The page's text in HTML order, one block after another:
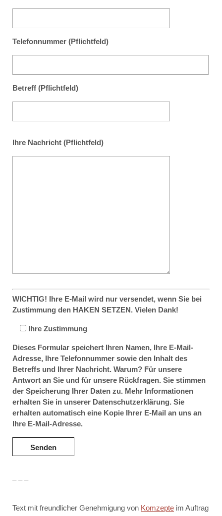
Telefonnummer (Pflichtfeld)
Betreff (Pflichtfeld)
Ihre Nachricht (Pflichtfeld)
WICHTIG! Ihre E-Mail wird nur versendet, wenn Sie bei
Zustimmung den HAKEN SETZEN. Vielen Dank!
Ihre Zustimmung
Dieses Formular speichert Ihren Namen, Ihre E-Mail-
Adresse, Ihre Telefonnummer sowie den Inhalt des
Betreffs und Ihrer Nachricht. Warum? Für unsere
Antwort an Sie und für unsere Rückfragen. Sie stimmen
der Speicherung Ihrer Daten zu. Mehr Informationen
erhalten Sie in unserer Datenschutzerklärung. Sie
erhalten automatisch eine Kopie Ihrer E-Mail an uns an
Ihre E-Mail-Adresse.
– – –
Text mit freundlicher Genehmigung von Komzepte im Auftrag